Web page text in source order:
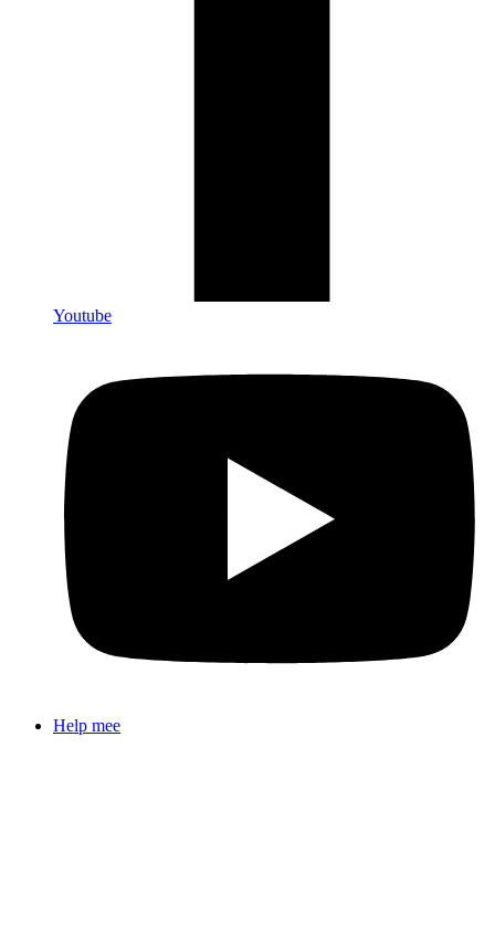
Youtube
Help mee